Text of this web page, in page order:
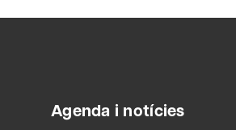
Agenda i notícies